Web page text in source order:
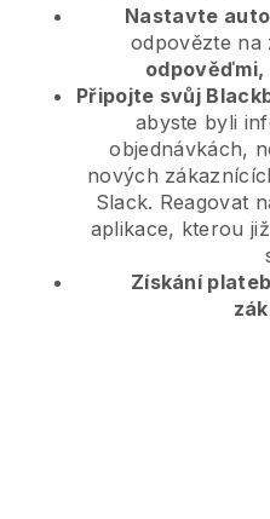
Nastavte
odpovězte na
odpověďmi,
Připojte svůj
abyste byli
objednávkách,
nových
Slack. Reagovat
aplikace, kterou
Získání